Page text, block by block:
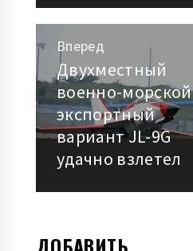
Вперед
Следующая
запись:
Двухместный
военно-морской
экспортный
вариант JL-9G
удачно взлетел
ДОБАВИТЬ